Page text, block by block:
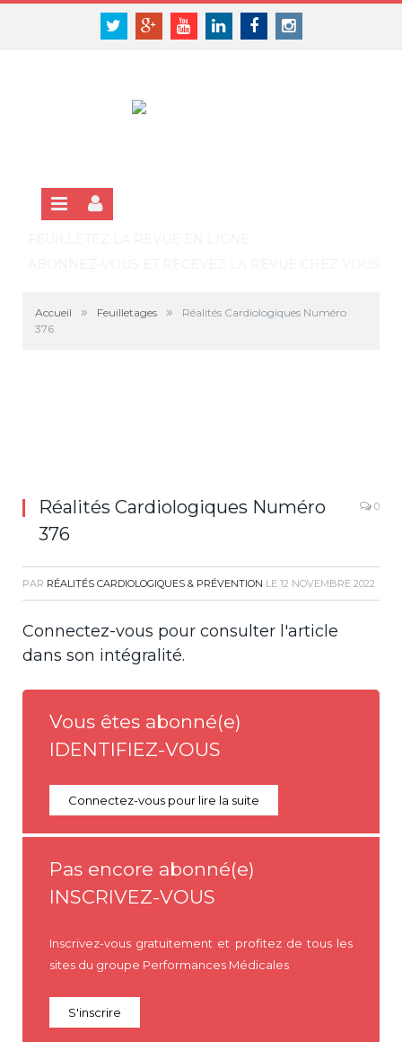
Panneau de gestion des cookies
TwitterGoogle+YoutubeLinkedinFacebookInstagram
SE CONNECTER
Accueil » Feuilletages »
Réalités Cardiologiques Numéro
376
Réalités Cardiologiques Numéro
376
0
PAR RÉALITÉS CARDIOLOGIQUES & PRÉVENTION LE 12 NOVEMBRE 2022
Connectez-vous pour consulter l'article
dans son intégralité.
Vous êtes abonné(e)
IDENTIFIEZ-VOUS
Connectez-vous pour lire la suite
Pas encore abonné(e)
INSCRIVEZ-VOUS
Inscrivez-vous gratuitement et profitez de tous les
sites du groupe Performances Médicales
S'inscrire